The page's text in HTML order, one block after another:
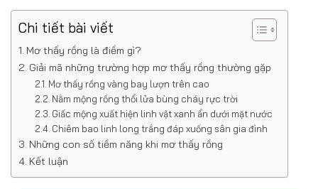
Chi tiết bài viết
Mơ thấy rồng là điềm gì?
Giải mã những trường hợp mơ thấy rồng thường gặp
Mơ thấy rồng vàng bay lượn trên cao
Nằm mộng rồng thổi lửa bùng cháy rực trời
Giấc mộng xuất hiện linh vật xanh ẩn dưới mặt nước
Chiêm bao linh long trắng đáp xuống sân gia đình
Những con số tiềm năng khi mơ thấy rồng
Kết luận